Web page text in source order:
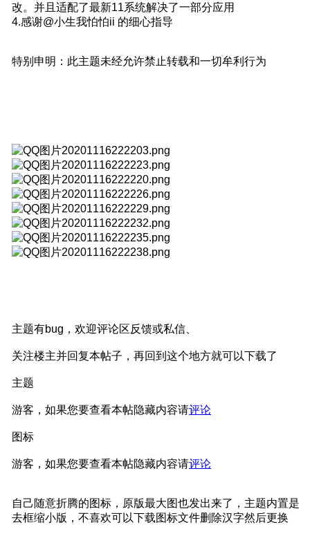
改。并且适配了最新11系统解决了一部分应用
4.感谢@小生我怕怕ii 的细心指导
特别申明：此主题未经允许禁止转载和一切牟利行为
主题有bug，欢迎评论区反馈或私信、
关注楼主并回复本帖子，再回到这个地方就可以下载了
主题
游客，如果您要查看本帖隐藏内容请评论
图标
游客，如果您要查看本帖隐藏内容请评论
自己随意折腾的图标，原版最大图也发出来了，主题内置是
去框缩小版，不喜欢可以下载图标文件删除汉字然后更换